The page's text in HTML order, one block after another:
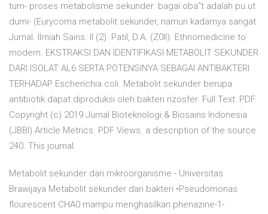
tum- proses metabolisme sekunder. bagai oba"t adalah pu.ut
dumi- (Eurycoma metabolit sekunder, namun kadarnya sangat
Jurnal. Ilrniah Sains. ll (2). Patil, D.A. (Z0ll). Ethnomedicine to
modern. EKSTRAKSI DAN IDENTIFIKASI METABOLIT SEKUNDER
DARI ISOLAT AL6 SERTA POTENSINYA SEBAGAI ANTIBAKTERI
TERHADAP Escherichia coli. Metabolit sekunder berupa
antibiotik dapat diproduksi oleh bakteri rizosfer. Full Text: PDF
Copyright (c) 2019 Jurnal Bioteknologi & Biosains Indonesia
(JBBI) Article Metrics. PDF Views. a description of the source
240. This journal.
Metabolit sekunder dari mikroorganisme - Universitas
Brawijaya Metabolit sekunder dari bakteri •Pseudomonas
flourescent CHA0 mampu menghasilkan phenazine-1-